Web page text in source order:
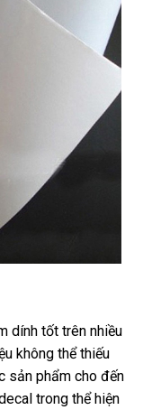
dính tốt trên nhiều
không thể thiếu
sản phẩm cho đến
trong thể hiện